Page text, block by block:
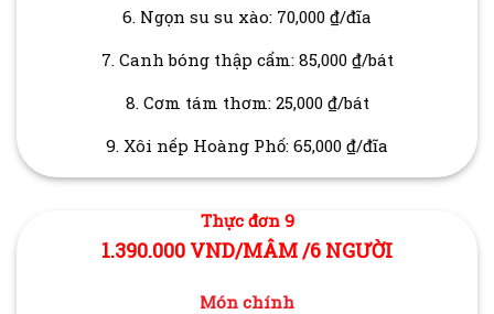
6. Ngọn su su xào: 70,000 ₫/đĩa
7. Canh bóng thập cẩm: 85,000 ₫/bát
8. Cơm tám thơm: 25,000 ₫/bát
9. Xôi nếp Hoàng Phố: 65,000 ₫/đĩa
Thực đơn 9
1.390.000 VND/MÂM /6 NGƯỜI
Món chính